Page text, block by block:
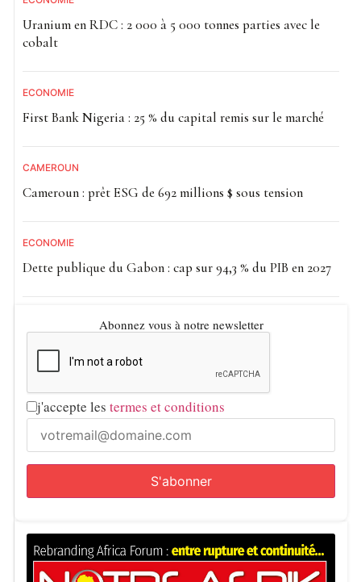
Uranium en RDC : 2 000 à 5 000 tonnes parties avec le
cobalt
ECONOMIE
First Bank Nigeria : 25 % du capital remis sur le marché
CAMEROUN
Cameroun : prêt ESG de 692 millions $ sous tension
ECONOMIE
Dette publique du Gabon : cap sur 94,3 % du PIB en 2027
Abonnez vous à notre newsletter
j'accepte les termes et conditions